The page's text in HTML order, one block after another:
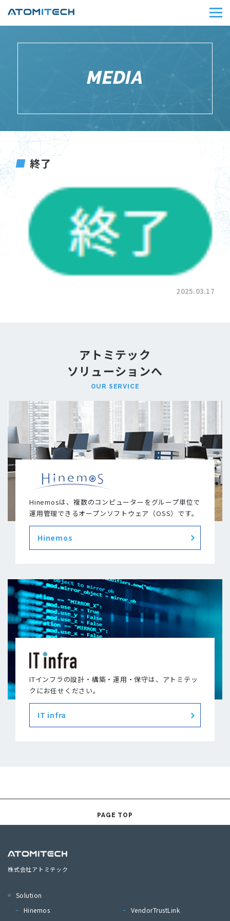
MEDIA
終了
2025.03.17
アトミテック
ソリューションへ
OUR SERVICE
Hinemosは、複数のコンピューターをグループ単位で
運用管理できるオープンソフトウェア（OSS）です。
Hinemos
ITインフラの設計・構築・運用・保守は、アトミテッ
クにお任せください。
IT infra
PAGE TOP
株式会社アトミテック
Solution
Hinemos
VendorTrustLink